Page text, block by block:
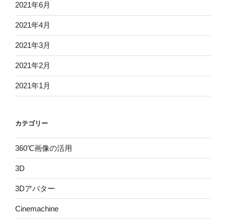
2021年6月
2021年4月
2021年3月
2021年2月
2021年1月
カテゴリー
360℃画像の活用
3D
3Dアバター
Cinemachine